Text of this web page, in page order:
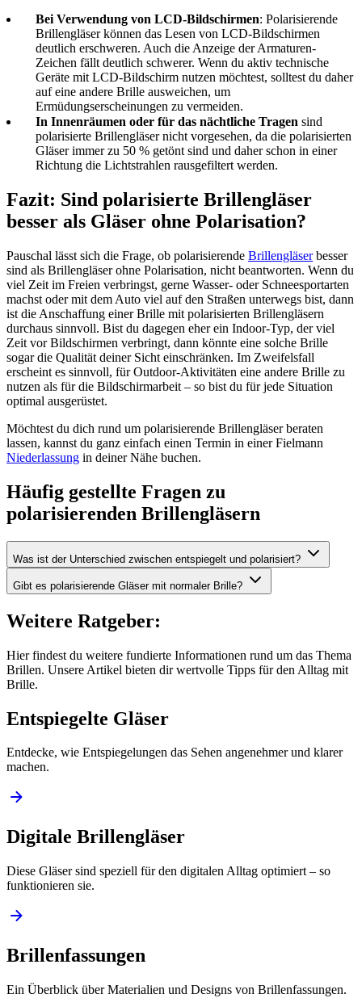
Bei Verwendung von LCD-Bildschirmen: Polarisierende
Brillengläser können das Lesen von LCD-Bildschirmen
deutlich erschweren. Auch die Anzeige der Armaturen-
Zeichen fällt deutlich schwerer. Wenn du aktiv technische
Geräte mit LCD-Bildschirm nutzen möchtest, solltest du daher
auf eine andere Brille ausweichen, um
Ermüdungserscheinungen zu vermeiden.
In Innenräumen oder für das nächtliche Tragen sind
polarisierte Brillengläser nicht vorgesehen, da die polarisierten
Gläser immer zu 50 % getönt sind und daher schon in einer
Richtung die Lichtstrahlen rausgefiltert werden.
Fazit: Sind polarisierte Brillengläser
besser als Gläser ohne Polarisation?
Pauschal lässt sich die Frage, ob polarisierende Brillengläserbesser
sind als Brillengläser ohne Polarisation, nicht beantworten. Wenn du
viel Zeit im Freien verbringst, gerne Wasser- oder Schneesportarten
machst oder mit dem Auto viel auf den Straßen unterwegs bist, dann
ist die Anschaffung einer Brille mit polarisierten Brillengläsern
durchaus sinnvoll. Bist du dagegen eher ein Indoor-Typ, der viel
Zeit vor Bildschirmen verbringt, dann könnte eine solche Brille
sogar die Qualität deiner Sicht einschränken. Im Zweifelsfall
erscheint es sinnvoll, für Outdoor-Aktivitäten eine andere Brille zu
nutzen als für die Bildschirmarbeit – so bist du für jede Situation
optimal ausgerüstet.
Möchtest du dich rund um polarisierende Brillengläser beraten
lassen, kannst du ganz einfach einen Termin in einer Fielmann
Niederlassung in deiner Nähe buchen.
Häufig gestellte Fragen zu
polarisierenden Brillengläsern
Was ist der Unterschied zwischen entspiegelt und polarisiert?
Gibt es polarisierende Gläser mit normaler Brille?
Weitere Ratgeber:
Hier findest du weitere fundierte Informationen rund um das Thema
Brillen. Unsere Artikel bieten dir wertvolle Tipps für den Alltag mit
Brille.
Entspiegelte Gläser
Entdecke, wie Entspiegelungen das Sehen angenehmer und klarer
machen.
Digitale Brillengläser
Diese Gläser sind speziell für den digitalen Alltag optimiert – so
funktionieren sie.
Brillenfassungen
Ein Überblick über Materialien und Designs von Brillenfassungen.